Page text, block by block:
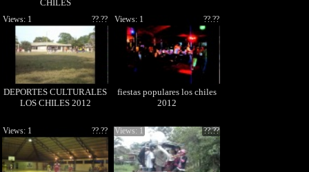
CHILES
DEPORTES CULTURALES
LOS CHILES 2012
??.??
Views: 1
fiestas populares los chiles
2012
??.??
Views: 1
??.??
Views: 1 ??.??
Views: 1